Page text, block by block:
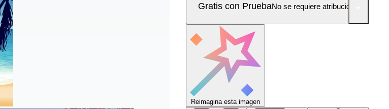
Gratis con PruebaNo se requiere atribución!
Reimagina esta imagen